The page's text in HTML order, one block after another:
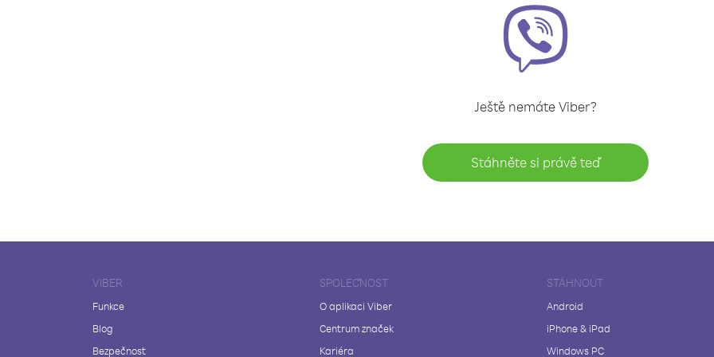
Ještě nemáte Viber?
Stáhněte si právě teď
VIBER
Funkce
Blog
Bezpečnost
SPOLEČNOST
O aplikaci Viber
Centrum značek
Kariéra
STÁHNOUT
Android
iPhone & iPad
Windows PC